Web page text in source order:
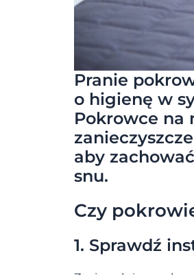
Pranie
o higienę w
Pokrowce na
aby
snu.
Czy
1. Sprawdź